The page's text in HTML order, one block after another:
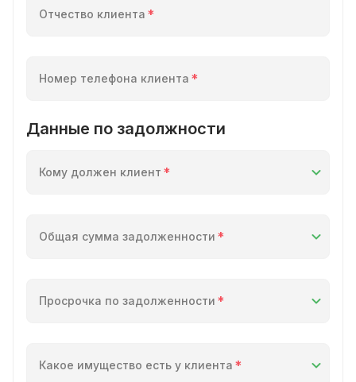
Отчество клиента
Номер телефона клиента
Данные по задолжности
Кому должен клиент
Общая сумма задолженности
Просрочка по задолженности
Какое имущество есть у клиента